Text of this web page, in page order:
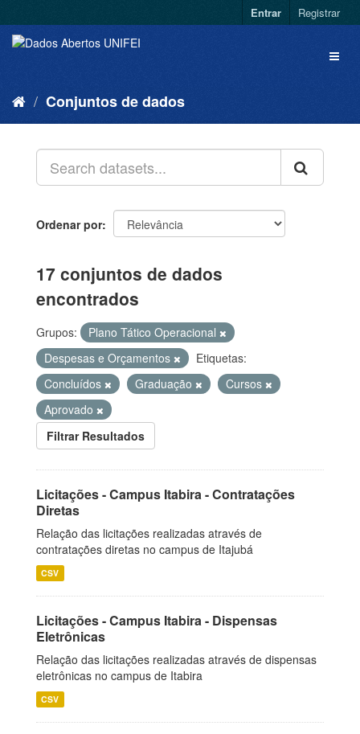
Entrar Registrar
Conjuntos de dados
Ordenar por
17 conjuntos de dados
encontrados
Grupos:
Plano Tático Operacional
Despesas e Orçamentos
Etiquetas:
Concluídos
Graduação
Cursos
Aprovado
Filtrar Resultados
Licitações - Campus Itabira - Contratações
Diretas
Relação das licitações realizadas através de
contratações diretas no campus de Itajubá
CSV
Licitações - Campus Itabira - Dispensas
Eletrônicas
Relação das licitações realizadas através de dispensas
eletrônicas no campus de Itabira
CSV